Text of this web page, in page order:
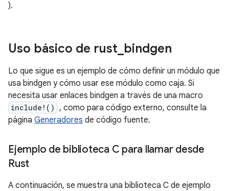
).
Uso básico de rust bindgen
Lo que sigue es un ejemplo de cómo definir un módulo que
usa bindgen y cómo usar ese módulo como caja. Si
necesita usar enlaces bindgen a través de una macro
include!() , como para código externo, consulte la
página Generadores de código fuente.
Ejemplo de biblioteca C para llamar desde
Rust
A continuación, se muestra una biblioteca C de ejemplo